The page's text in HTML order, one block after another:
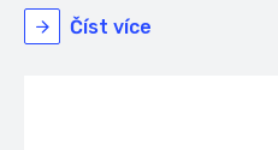
Číst více